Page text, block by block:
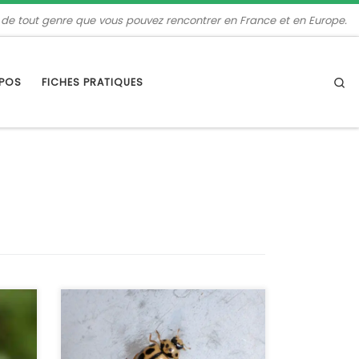
tout genre que vous pouvez rencontrer en France et en Europe.
FICHES PRATIQUES
Le nombre d’espèces de coccinelles
en France doit approcher la centaine.
Plusieurs d’entre elles sont jaunes
avec des points noirs. C’est la ligne